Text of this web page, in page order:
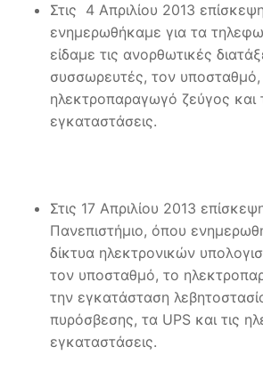
Στις 4 Απριλίου 2013
ενημερωθήκαμε για τα
είδαμε τις ανορθωτικές
συσσωρευτές, τον υποσταθμό,
ηλεκτροπαραγωγό ζεύγος και
εγκαταστάσεις.
Στις 17 Απριλίου 2013
Πανεπιστήμιο, όπου
δίκτυα ηλεκτρονικών
τον υποσταθμό, το
την εγκατάσταση
πυρόσβεσης, τα UPS και τις
εγκαταστάσεις.